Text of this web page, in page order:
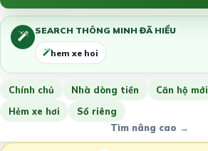
SEARCH THÔNG MINH ĐÃ HIỂU
hem xe hoi
Chính chủ Nhà dòng tiền Căn hộ mới
Hẻm xe hơi
Sổ riêng
Tìm nâng cao →